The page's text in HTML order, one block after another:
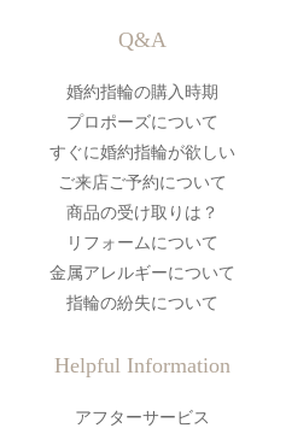
Q&A
婚約指輪の購入時期
プロポーズについて
すぐに婚約指輪が欲しい
ご来店ご予約について
商品の受け取りは？
リフォームについて
金属アレルギーについて
指輪の紛失について
Helpful Information
アフターサービス